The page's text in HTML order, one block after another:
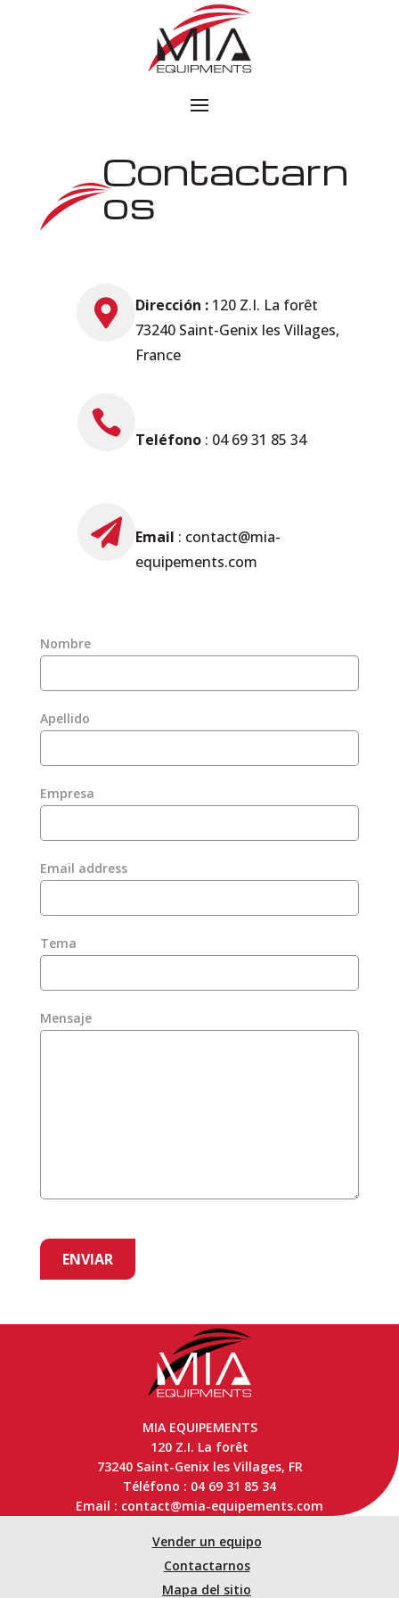
Contactarn
os
 Dirección : 120 Z.I. La forêt
73240 Saint-Genix les Villages,
France

Teléfono : 04 69 31 85 34
 Email : contact@mia-
equipements.com
Nombre
Apellido
Empresa
Email address
Tema
Mensaje
MIA EQUIPEMENTS
120 Z.I. La forêt
73240 Saint-Genix les Villages, FR
Téléfono : 04 69 31 85 34
Email : contact@mia-equipements.com
Vender un equipo
Contactarnos
Mapa del sitio